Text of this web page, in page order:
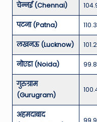
चेन्नई (Chennai)
पटना (Patna)
लखनऊ (Lucknow)
नोएडा (Noida)
गुरुग्राम
(Gurugram)
अहमदाबाद